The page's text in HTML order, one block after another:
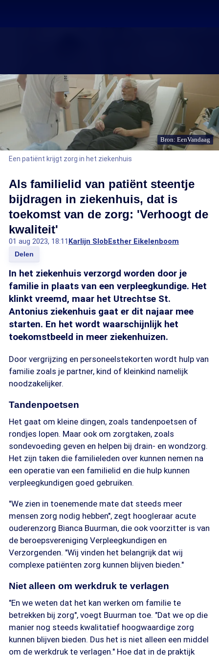
Bron: EenVandaag
Een patiënt krijgt zorg in het ziekenhuis
Als familielid van patiënt steentje
bijdragen in ziekenhuis, dat is
toekomst van de zorg: 'Verhoogt de
kwaliteit'
01 aug 2023, 18:11 Karlijn SlobEsther Eikelenboom
Delen
In het ziekenhuis verzorgd worden door je
familie in plaats van een verpleegkundige. Het
klinkt vreemd, maar het Utrechtse St.
Antonius ziekenhuis gaat er dit najaar mee
starten. En het wordt waarschijnlijk het
toekomstbeeld in meer ziekenhuizen.
Door vergrijzing en personeelstekorten wordt hulp van
familie zoals je partner, kind of kleinkind namelijk
noodzakelijker.
Tandenpoetsen
Het gaat om kleine dingen, zoals tandenpoetsen of
rondjes lopen. Maar ook om zorgtaken, zoals
sondevoeding geven en helpen bij drain- en wondzorg.
Het zijn taken die familieleden over kunnen nemen na
een operatie van een familielid en die hulp kunnen
verpleegkundigen goed gebruiken.
"We zien in toenemende mate dat steeds meer
mensen zorg nodig hebben", zegt hoogleraar acute
ouderenzorg Bianca Buurman, die ook voorzitter is van
de beroepsvereniging Verpleegkundigen en
Verzorgenden. "Wij vinden het belangrijk dat wij
complexe patiënten zorg kunnen blijven bieden."
Niet alleen om werkdruk te verlagen
"En we weten dat het kan werken om familie te
betrekken bij zorg", voegt Buurman toe. "Dat we op die
manier nog steeds kwalitatief hoogwaardige zorg
kunnen blijven bieden. Dus het is niet alleen een middel
om de werkdruk te verlagen." Hoe dat in de praktijk